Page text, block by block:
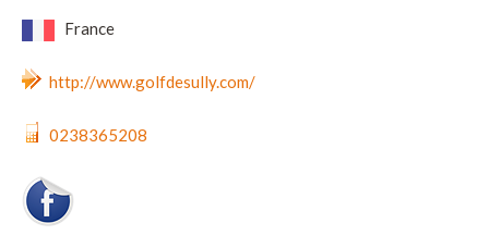
France
http://www.golfdesully.com/
0238365208